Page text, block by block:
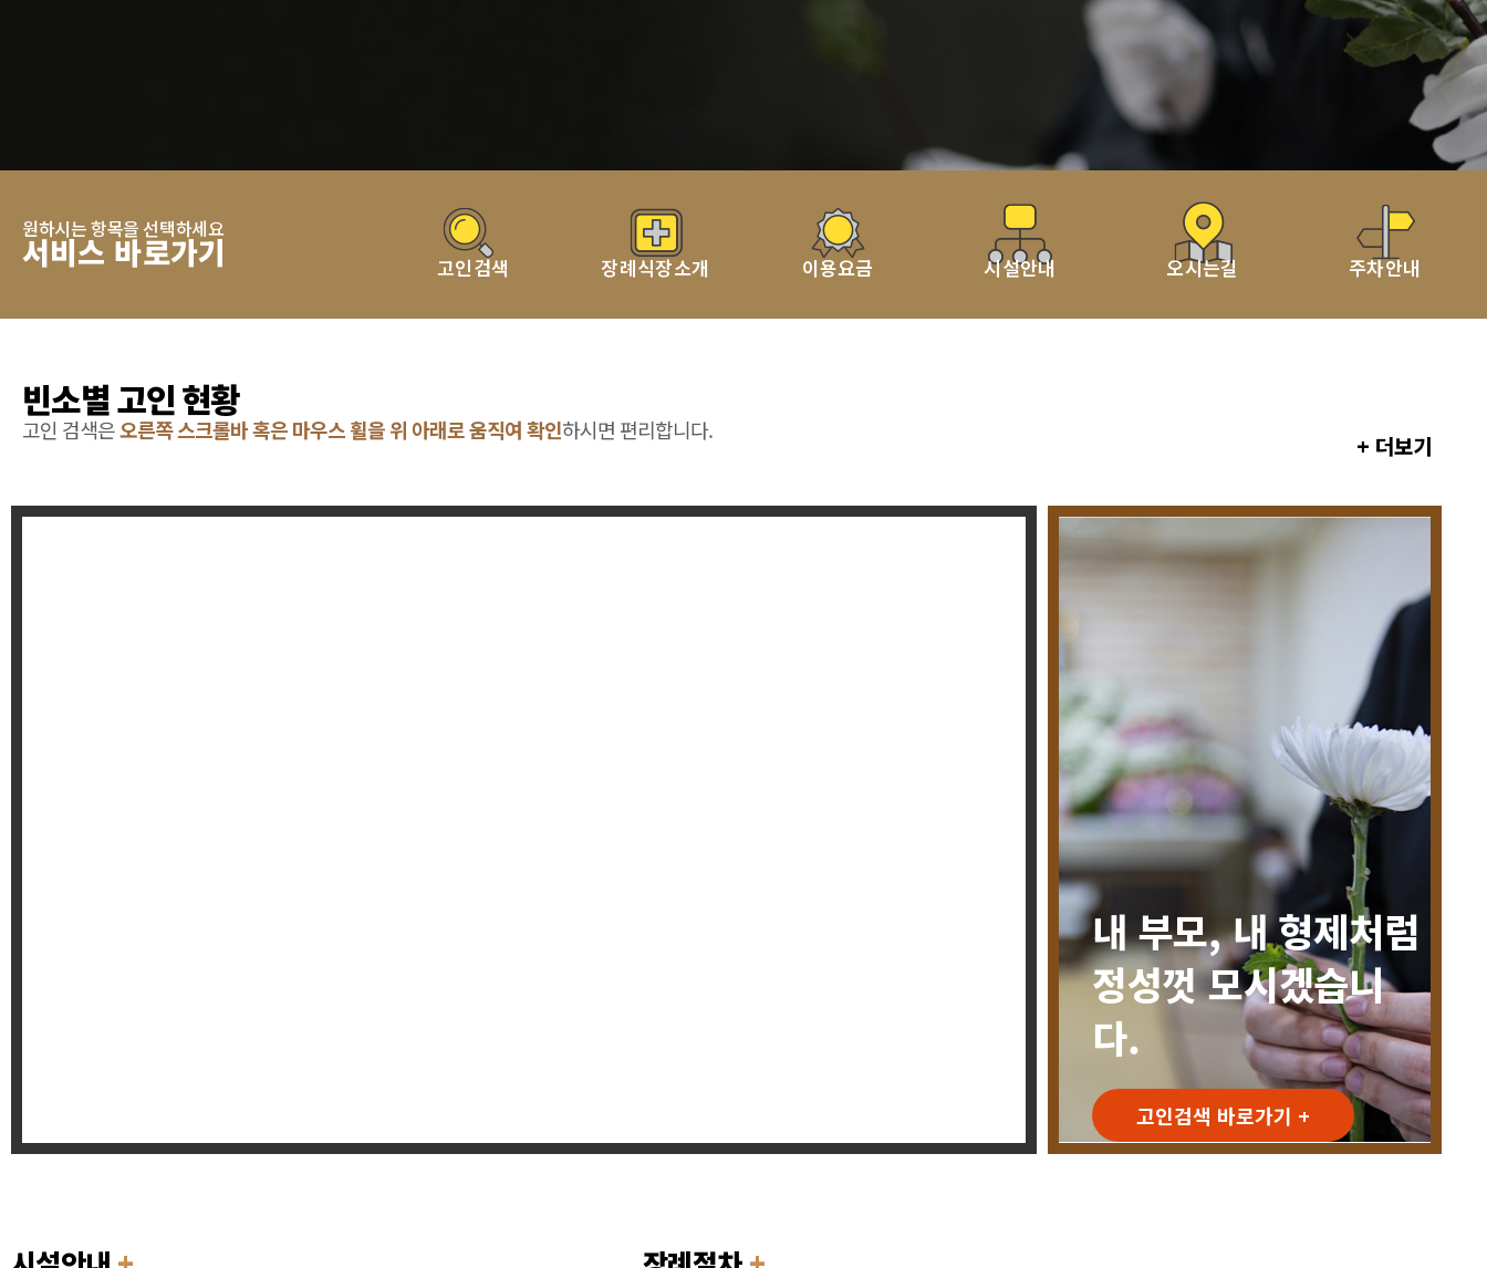
원하시는 항목을 선택하세요
서비스 바로가기 고인검색 장례식장소개 이용요금 시설안내 오시는길 주차안내
빈소별 고인 현황
고인 검색은오른쪽 스크롤바 혹은 마우스 휠을 위 아래로 움직여 확인하시면 편리합니다.
+ 더보기
내 부모, 내 형제처럼
정성껏 모시겠습니
다.
고인검색 바로가기 +